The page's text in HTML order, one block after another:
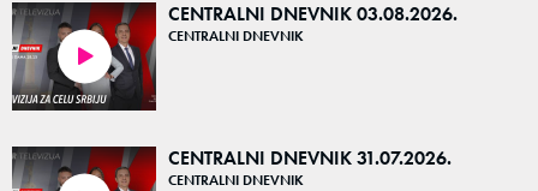
CENTRALNI DNEVNIK 03.08.2026.
CENTRALNI DNEVNIK
CENTRALNI DNEVNIK 31.07.2026.
CENTRALNI DNEVNIK